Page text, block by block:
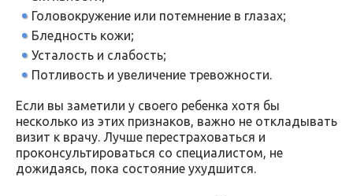
Головокружение или потемнение в глазах;
Бледность кожи;
Усталость и слабость;
Потливость и увеличение тревожности.
Если вы заметили у своего ребенка хотя бы
несколько из этих признаков, важно не откладывать
визит к врачу. Лучше перестраховаться и
проконсультироваться со специалистом, не
дожидаясь, пока состояние ухудшится.